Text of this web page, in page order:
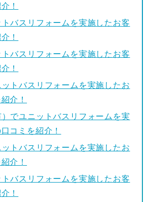
！
バスリフォームを実施したお客
！
バスリフォームを実施したお客
！
トバスリフォームを実施したお
介！
でユニットバスリフォームを実
コミを紹介！
トバスリフォームを実施したお
介！
バスリフォームを実施したお客
！